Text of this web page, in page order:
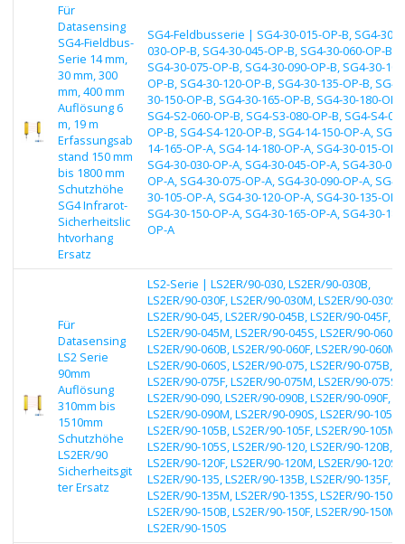
Für
Datasensing
SG4-Fieldbus-
Serie 14 mm,
30 mm, 300
mm, 400 mm
Auflösung 6
m, 19 m
Erfassungsab
stand 150 mm
bis 1800 mm
Schutzhöhe
SG4 Infrarot-
Sicherheitslic
htvorhang
Ersatz
SG4-Feldbusserie | SG4-30-015-OP-B, SG4-30-
030-OP-B, SG4-30-045-OP-B, SG4-30-060-OP-B,
SG4-30-075-OP-B, SG4-30-090-OP-B, SG4-30-
OP-B, SG4-30-120-OP-B, SG4-30-135-OP-B, SG4-
30-150-OP-B, SG4-30-165-OP-B, SG4-30-180-OP-
SG4-S2-060-OP-B, SG4-S3-080-OP-B, SG4-S4-
OP-B, SG4-S4-120-OP-B, SG4-14-150-OP-A, SG4-
14-165-OP-A, SG4-14-180-OP-A, SG4-30-015-OP-
SG4-30-030-OP-A, SG4-30-045-OP-A, SG4-30-
OP-A, SG4-30-075-OP-A, SG4-30-090-OP-A, SG4-
30-105-OP-A, SG4-30-120-OP-A, SG4-30-135-OP-
SG4-30-150-OP-A, SG4-30-165-OP-A, SG4-30-
OP-A
Für
Datasensing
LS2 Serie
90mm
Auflösung
310mm bis
1510mm
Schutzhöhe
LS2ER/90
Sicherheitsgit
ter Ersatz
LS2-Serie | LS2ER/90-030, LS2ER/90-030B,
LS2ER/90-030F, LS2ER/90-030M, LS2ER/90-030S,
LS2ER/90-045, LS2ER/90-045B, LS2ER/90-045F,
LS2ER/90-045M, LS2ER/90-045S, LS2ER/90-060,
LS2ER/90-060B, LS2ER/90-060F, LS2ER/90-060M,
LS2ER/90-060S, LS2ER/90-075, LS2ER/90-075B,
LS2ER/90-075F, LS2ER/90-075M, LS2ER/90-075S,
LS2ER/90-090, LS2ER/90-090B, LS2ER/90-090F,
LS2ER/90-090M, LS2ER/90-090S, LS2ER/90-105,
LS2ER/90-105B, LS2ER/90-105F, LS2ER/90-105M,
LS2ER/90-105S, LS2ER/90-120, LS2ER/90-120B,
LS2ER/90-120F, LS2ER/90-120M, LS2ER/90-120S,
LS2ER/90-135, LS2ER/90-135B, LS2ER/90-135F,
LS2ER/90-135M, LS2ER/90-135S, LS2ER/90-150,
LS2ER/90-150B, LS2ER/90-150F, LS2ER/90-150M,
LS2ER/90-150S